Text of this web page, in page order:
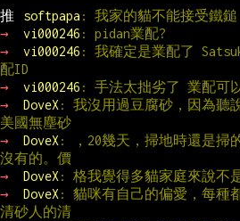
推 softpapa : 我家的貓不能接受鐵鎚
→
vi000246 : pidan業配?
→
vi000246 : 我確定是業配了
配ID
→
vi000246 : 手法太拙劣了 業配可
→
DoveX : 我沒用過豆腐砂，因為聽
美國無塵砂
→
DoveX : ，20幾天，掃地時還是掃
沒有的。價
→
DoveX : 格我覺得多貓家庭來說不
→
DoveX : 貓咪有自己的偏愛，每種
清砂人的清